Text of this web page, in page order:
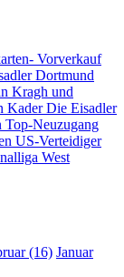
Vorverkauf
Dortmund
Kragh und
KaderDie Eisadler
Top-Neuzugang
US-Verteidiger
West
(16) Januar